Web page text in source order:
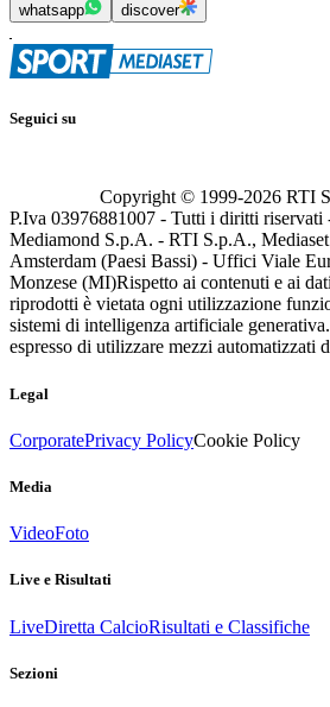
whatsapp discover
Seguici su
Copyright © 1999-2026 RTI
P.Iva 03976881007 - Tutti i diritti riservati
Mediamond S.p.A. - RTI S.p.A.,
Amsterdam (Paesi Bassi) - Uffici Viale
Monzese (MI)Rispetto ai contenuti e ai
riprodotti è vietata ogni utilizzazione
sistemi di intelligenza artificiale
espresso di utilizzare mezzi automatizzati
Legal
CorporatePrivacy PolicyCookie Policy
Media
VideoFoto
Live e Risultati
LiveDiretta CalcioRisultati e Classifiche
Sezioni